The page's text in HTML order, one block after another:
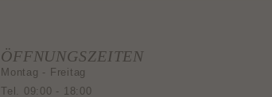
ÖFFNUNGSZEITEN
Montag - Freitag
Tel. 09:00 - 18:00